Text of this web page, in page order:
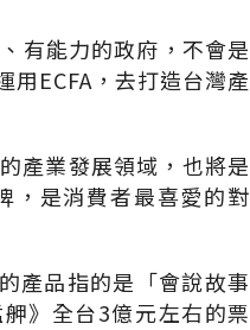
有能力的政府，不會是
用ECFA，去打造台灣產
產業發展領域，也將是
，是消費者最喜愛的對
產品指的是「會說故事
》全台3億元左右的票